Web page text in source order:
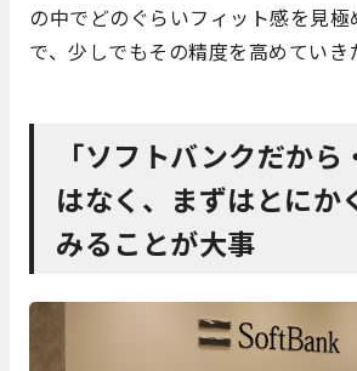
の中でどのぐらいフィット感を見極
で、少しでもその精度を高めていき
「ソフトバンクだか
はなく、まずはとにか
みることが大事